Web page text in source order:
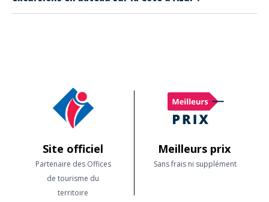
Vous pouvez aussi nous contacter au 04 94 19 10 60 pour tous les
Site officiel
Partenaire des Offices
de tourisme du
territoire
Meilleurs prix
Sans frais ni supplément